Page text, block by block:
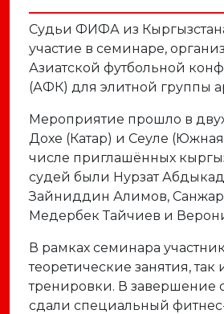
Судьи ФИФА из
участие в семинаре,
Азиатской футбольной
(АФК) для элитной группы
Мероприятие прошло в
Дохе (Катар) и Сеуле
числе приглашённых
судей были Нурзат
Зайниддин Алимов,
Медербек Тайчиев и
В рамках семинара
теоретические занятия, так
тренировки. В завершение
сдали специальный фитнес-